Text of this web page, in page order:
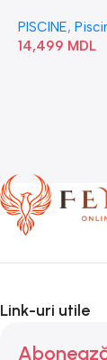
Bubble”
PISCINE,
14,499 MDL
Link-uri utile